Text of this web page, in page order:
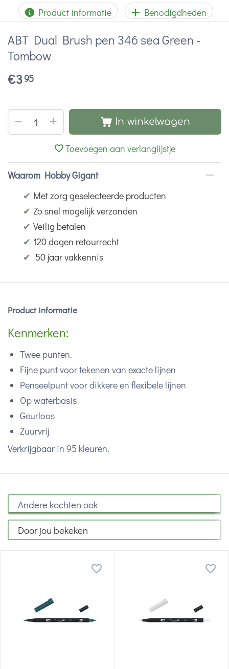
Product informatie Benodigdheden
ABT Dual Brush pen 346 sea Green -
Tombow
€395
+
− In winkelwagen
Toevoegen aan verlanglijstje
Waarom Hobby Gigant
✔ Met zorg geselecteerde producten
✔ Zo snel mogelijk verzonden
✔ Veilig betalen
✔ 120 dagen retourrecht
✔ 50 jaar vakkennis
Product informatie
Kenmerken:
Twee punten.
Fijne punt voor tekenen van exacte lijnen
Penseelpunt voor dikkere en flexibele lijnen
Op waterbasis
Geurloos
Zuurvrij
Verkrijgbaar in 95 kleuren.
Andere kochten ook
Door jou bekeken